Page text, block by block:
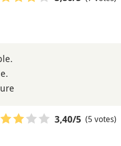
3,40/5 (5 votes)